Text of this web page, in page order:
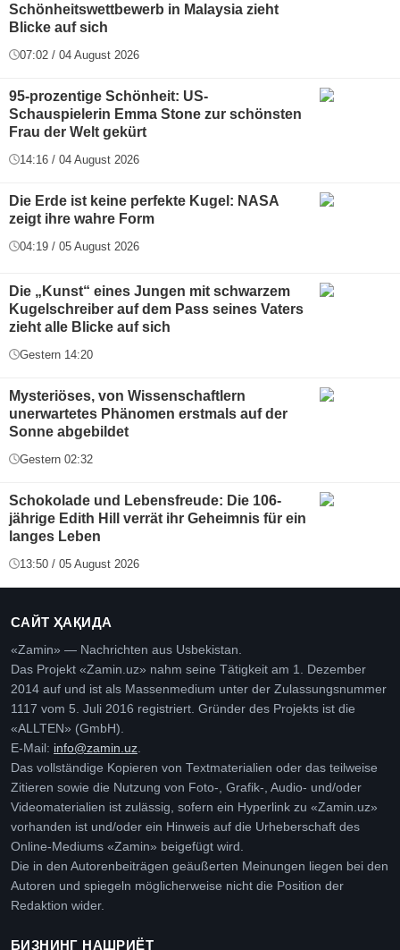
Schönheitswettbewerb in Malaysia zieht
Blicke auf sich
07:02 / 04 August 2026
95-prozentige Schönheit: US-
Schauspielerin Emma Stone zur schönsten
Frau der Welt gekürt
14:16 / 04 August 2026
Die Erde ist keine perfekte Kugel: NASA
zeigt ihre wahre Form
04:19 / 05 August 2026
Die „Kunst“ eines Jungen mit schwarzem
Kugelschreiber auf dem Pass seines Vaters
zieht alle Blicke auf sich
Gestern 14:20
Mysteriöses, von Wissenschaftlern
unerwartetes Phänomen erstmals auf der
Sonne abgebildet
Gestern 02:32
Schokolade und Lebensfreude: Die 106-
jährige Edith Hill verrät ihr Geheimnis für ein
langes Leben
13:50 / 05 August 2026
САЙТ ҲАҚИДА
«Zamin» — Nachrichten aus Usbekistan.
Das Projekt «Zamin.uz» nahm seine Tätigkeit am 1. Dezember
2014 auf und ist als Massenmedium unter der Zulassungsnummer
1117 vom 5. Juli 2016 registriert. Gründer des Projekts ist die
«ALLTEN» (GmbH).
E-Mail: info@zamin.uz
Das vollständige Kopieren von Textmaterialien oder das teilweise
Zitieren sowie die Nutzung von Foto-, Grafik-, Audio- und/oder
Videomaterialien ist zulässig, sofern ein Hyperlink zu «Zamin.uz»
vorhanden ist und/oder ein Hinweis auf die Urheberschaft des
Online-Mediums «Zamin» beigefügt wird.
Die in den Autorenbeiträgen geäußerten Meinungen liegen bei den
Autoren und spiegeln möglicherweise nicht die Position der
Redaktion wider.
БИЗНИНГ НАШРИЁТ